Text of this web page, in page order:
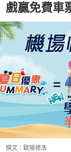
戲贏免費
撰文： 歐陽德浩